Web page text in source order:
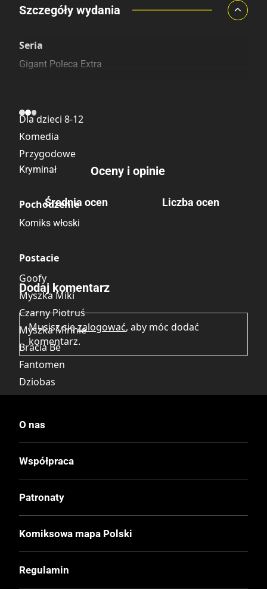
Porównaj ceny
Szczegóły wydania
Seria
Gigant Poleca Extra
Dla dzieci 8-12
Komedia
Przygodowe
Kryminał
Pochodzenie
Komiks włoski
Postacie
Goofy
Myszka Miki
Czarny Piotruś
Myszka Minnie
Bracia Be
Fantomen
Dziobas
Goguś
Gęgul Gęg
Diodak
Kwakerfeller
Wydawca Polski
Egmont
Oceny i opinie
Średnia ocen
Brak głosów
Liczba ocen
Brak opinii.
Dodaj komentarz
Musisz sięzalogować, aby móc dodać
komentarz.
O nas
Współpraca
Patronaty
Komiksowa mapa Polski
Regulamin